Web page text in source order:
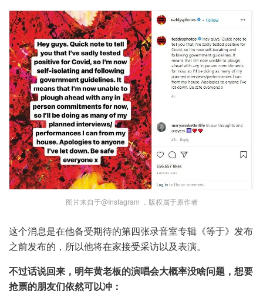
图片来自于@Instagram ，版权属于原作者
这个消息是在他备受期待的第四张录音室专辑《等于》发布
之前发布的，所以他将在家接受采访以及表演。
不过话说回来，明年黄老板的演唱会大概率没啥问题，想要
抢票的朋友们依然可以冲：